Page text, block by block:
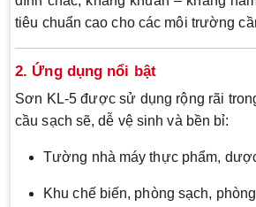
tiêu chuẩn cao cho các môi trường
2. Ứng dụng nổi bật
Sơn KL-5 được sử dụng rộng rãi
cầu sạch sẽ, dễ vệ sinh và bền bỉ:
Tường nhà máy thực phẩm,
Khu chế biến, phòng sạch,